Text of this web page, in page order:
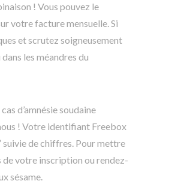
! Vous pouvez le
votre facture mensuelle. Si
et scrutez soigneusement
les méandres du
d’amnésie soudaine
! Votre identifiant Freebox
suivie de chiffres. Pour mettre
de votre inscription ou rendez-
sésame.